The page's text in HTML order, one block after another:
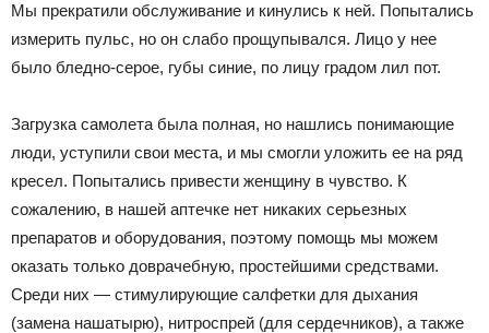
Мы прекратили обслуживание и кинулись к ней. Попытались
измерить пульс, но он слабо прощупывался. Лицо у нее
было бледно-серое, губы синие, по лицу градом лил пот.
Загрузка самолета была полная, но нашлись понимающие
люди, уступили свои места, и мы смогли уложить ее на ряд
кресел. Попытались привести женщину в чувство. К
сожалению, в нашей аптечке нет никаких серьезных
препаратов и оборудования, поэтому помощь мы можем
оказать только доврачебную, простейшими средствами.
Среди них — стимулирующие салфетки для дыхания
(замена нашатырю), нитроспрей (для сердечников), а также